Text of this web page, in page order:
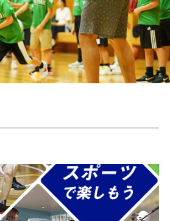
中文（繁体）
한글
Portugues